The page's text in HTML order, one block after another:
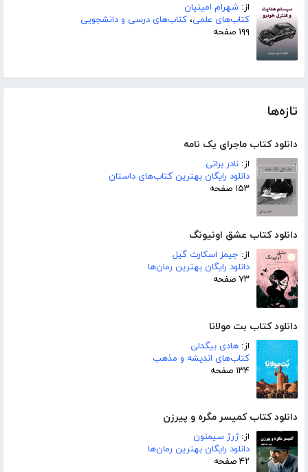
از: شهرام امینیان
کتاب‌های علمی، کتاب‌های درسی و دانشجویی
۱۹۹ صفحه
تازه‌ها
دانلود کتاب ماجرای یک نامه
از: نادر براتی
دانلود رایگان بهترین کتاب‌های داستان
۱۵۳ صفحه
دانلود کتاب عشق اونیونگ
از: جیمز اسکارث گیل
دانلود رایگان بهترین رمان‌ها
۷۳ صفحه
دانلود کتاب بت مولانا
از: هادی بیگدلی
کتاب‌های اندیشه و مذهب
۱۳۴ صفحه
دانلود کتاب کمیسر مگره و پیرزن
از:ژرژ سیمنون
دانلود رایگان بهترین رمان‌ها
۴۲ صفحه